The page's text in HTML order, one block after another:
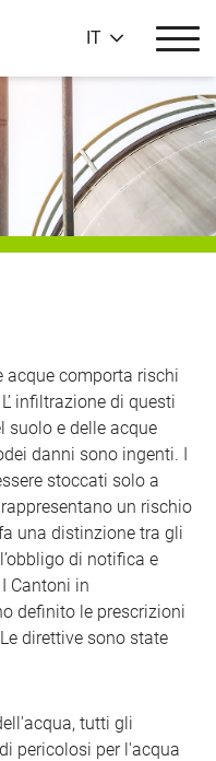
IT
comporta rischi
infiltrazione di questi
e delle acque
danni sono ingenti. I
stoccati solo a
un rischio
una distinzione tra gli
di notifica e
Cantoni in
definito le prescrizioni
direttive sono state
tutti gli
pericolosi per l'acqua